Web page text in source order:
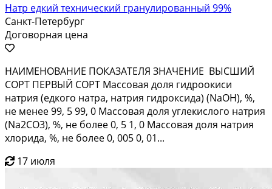
Натр едкий технический гранулированный 99%
Санкт-Петербург
Договорная цена
НАИМЕНОВАНИЕ ПОКАЗАТЕЛЯ ЗНАЧЕНИЕ ВЫСШИЙ
СОРТ ПЕРВЫЙ СОРТ Массовая доля гидроокиси
натрия (едкого натра, натрия гидроксида) (NaOH), %,
не менее 99, 5 99, 0 Массовая доля углекислого натрия
(Na2CO3), %, не более 0, 5 1, 0 Массовая доля натрия
хлорида, %, не более 0, 005 0, 01...
17 июля